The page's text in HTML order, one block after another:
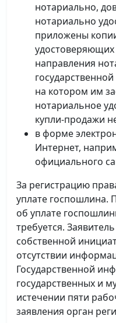
нотариально,
нотариально
приложены
удостоверяющих
направления
на котором им
нотариальное
купли-продажи
в форме
Интернет,
официального
За регистрацию
уплате госпошлина.
об уплате
требуется.
собственной
отсутствии
Государственной
государственных и
истечении пяти
заявления орган